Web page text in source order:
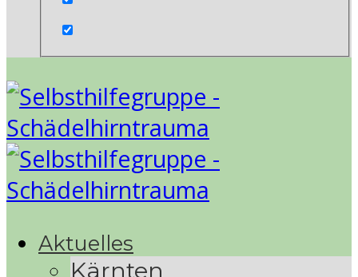
Aktuelles
Kärnten